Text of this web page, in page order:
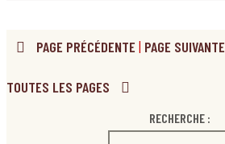
PAGE PRÉCÉDENTE | PAGE SUIVANTE
TOUTES LES PAGES
RECHERCHE :